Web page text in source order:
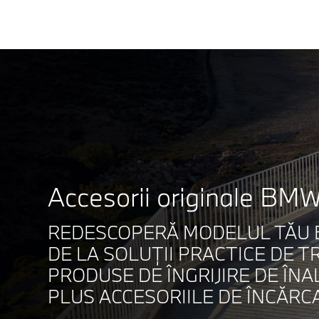
Accesorii originale
REDESCOPERĂ MODELUL
DE LA SOLUŢII PRACTICE DE
PRODUSE DE ÎNGRIJIRE DE
PLUS ACCESORIILE DE